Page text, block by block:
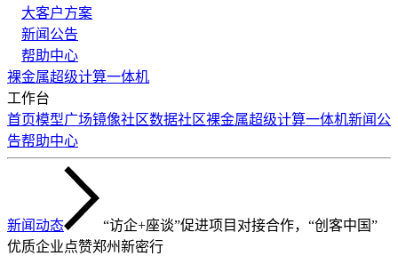
大客户方案
新闻公告
帮助中心
裸金属超级计算一体机
工作台
首页模型广场镜像社区数据社区裸金属超级计算一体机新闻公
告帮助中心
新闻动态
“访企+座谈”促进项目对接合作，“创客中国”
优质企业点赞郑州新密行